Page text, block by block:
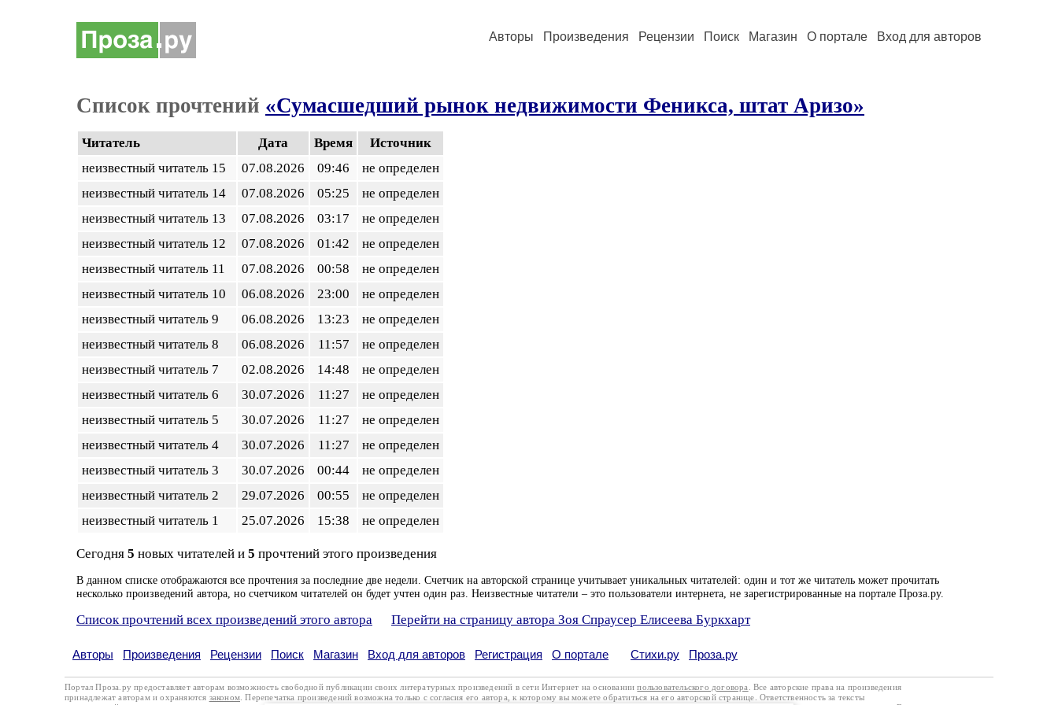
Авторы Произведения Рецензии Поиск Магазин О портале Вход для авторов
Список прочтений «Сумасшедший рынок недвижимости Феникса, штат Аризо»
Читатель Дата Время
Источник
неизвестный читатель 15
07.08.2026 09:46
не определен
неизвестный читатель 14
07.08.2026 05:25
не определен
неизвестный читатель 13
07.08.2026 03:17
не определен
неизвестный читатель 12
07.08.2026 01:42
не определен
неизвестный читатель 11
07.08.2026 00:58
не определен
неизвестный читатель 10
06.08.2026 23:00
не определен
неизвестный читатель 9
06.08.2026 13:23
не определен
неизвестный читатель 8
06.08.2026 11:57
не определен
неизвестный читатель 7
02.08.2026 14:48
не определен
неизвестный читатель 6
30.07.2026 11:27
не определен
неизвестный читатель 5
30.07.2026 11:27
не определен
неизвестный читатель 4
30.07.2026 11:27
не определен
неизвестный читатель 3
30.07.2026 00:44
не определен
неизвестный читатель 2
29.07.2026 00:55
не определен
неизвестный читатель 1
25.07.2026 15:38 не определен
Сегодня 5 новых читателей и 5 прочтений этого произведения
В данном списке отображаются все прочтения за последние две недели. Счетчик на авторской странице учитывает уникальных читателей: один и тот же читатель может прочитать
несколько произведений автора, но счетчиком читателей он будет учтен один раз. Неизвестные читатели – это пользователи интернета, не зарегистрированные на портале Проза.ру.
Список прочтений всех произведений этого автора Перейти на страницу автора Зоя Спраусер Елисеева Буркхарт
Авторы Произведения Рецензии Поиск Магазин Вход для авторов Регистрация О портале Стихи.ру Проза.ру
Портал Проза.ру предоставляет авторам возможность свободной публикации своих литературных произведений в сети Интернет на основаниипользовательского договора
. Все авторские права на произведения
принадлежат авторам и охраняются законом . Перепечатка произведений возможна только с согласия его автора, к которому вы можете обратиться на его авторской странице. Ответственность за тексты